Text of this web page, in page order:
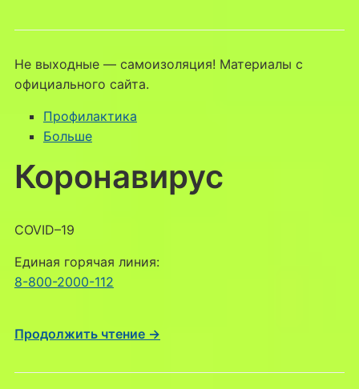
Не выходные — самоизоляция! Материалы с
официального сайта.
Профилактика
Больше
Коронавирус
COVID–19
Единая горячая линия:
8-800-2000-112
Продолжить чтение →